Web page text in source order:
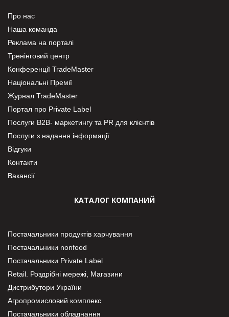
Про нас
Наша команда
Реклама на порталі
Тренінговий центр
Конференції TradeMaster
Національні Премії
Журнал TradeMaster
Портал про Private Label
Послуги В2В- маркетингу та PR для клієнтів
Послуги з надання інформації
Відгуки
Контакти
Вакансії
КАТАЛОГ КОМПАНИЙ
Постачальники продуктів харчування
Постачальники nonfood
Постачальники Private Label
Retail. Роздрібні мережі, Магазини
Дистрибутори України
Агропромисловий комплекс
Постачальники обладнання